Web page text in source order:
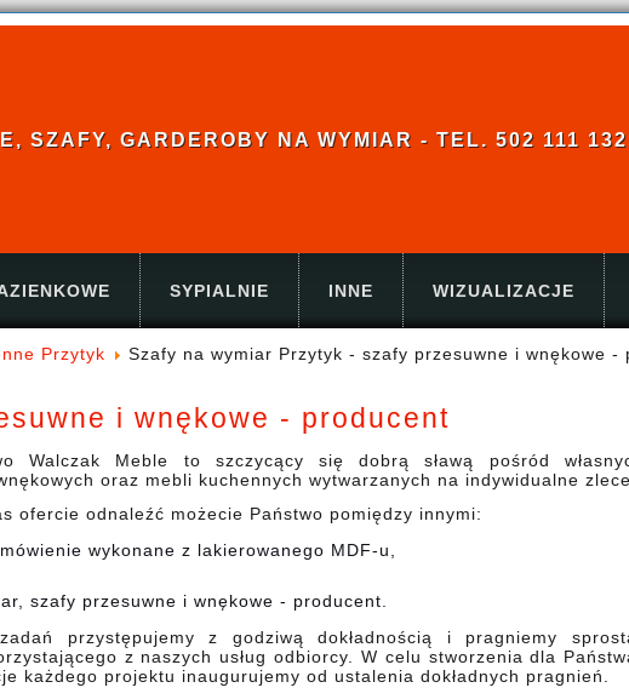
SZAFY, GARDEROBY NA WYMIAR - TEL. 502 111 132
SYPIALNIE INNE WIZUALIZACJE
Przytyk Szafy na wymiar Przytyk - szafy przesuwne i wnękowe -
i wnękowe - producent
Walczak Meble to szczycący się dobrą sławą pośród
oraz mebli kuchennych wytwarzanych na indywidualne
ofercie odnaleźć możecie Państwo pomiędzy innymi:
wykonane z lakierowanego MDF-u,
szafy przesuwne i wnękowe - producent.
przystępujemy z godziwą dokładnością i pragniemy
z naszych usług odbiorcy. W celu stworzenia dla
każdego projektu inaugurujemy od ustalenia dokładnych pragnień.